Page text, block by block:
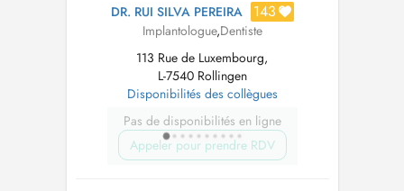
DR. RUI SILVA PEREIRA 143
Implantologue,Dentiste
113 Rue de Luxembourg,
L-7540 Rollingen
Disponibilités des collègues
Pas de disponibilités en ligne
Appeler pour prendre RDV